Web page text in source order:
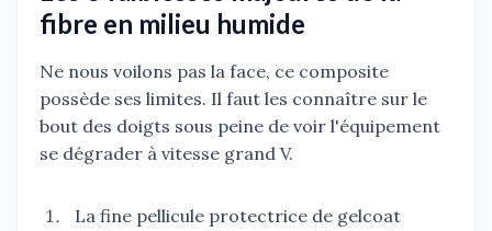
fibre en milieu humide
Ne nous voilons pas la face, ce composite
possède ses limites. Il faut les connaître sur le
bout des doigts sous peine de voir l'équipement
se dégrader à vitesse grand V.
La fine pellicule protectrice de gelcoat